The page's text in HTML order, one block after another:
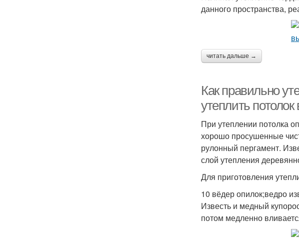
данного пространства,
читать дальше →
Как правильно
утеплить
При утеплении потолка
хорошо просушенные
рулонный пергамент.
слой утепления
Для приготовления
10 вёдер опилок;ведро
Известь и медный
потом медленно